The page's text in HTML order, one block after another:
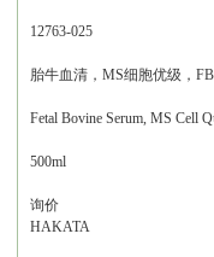
12763-025
胎牛血清，MS细胞优级，
Fetal Bovine Serum, MS Cell
500ml
询价
HAKATA